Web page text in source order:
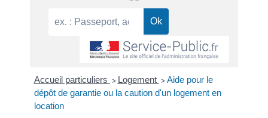
Accueil particuliers > Logement > Aide pour le
dépôt de garantie ou la caution d'un logement en
location